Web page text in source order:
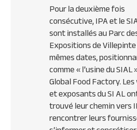
Pour la deuxième fois
consécutive,IPAet le
sont installés au Parc
Expositions de
mêmes dates,
comme « l’usine duSIAL
Global Food Factory.
et exposants du SI AL
trouvé leur chemin vers
rencontrer leurs